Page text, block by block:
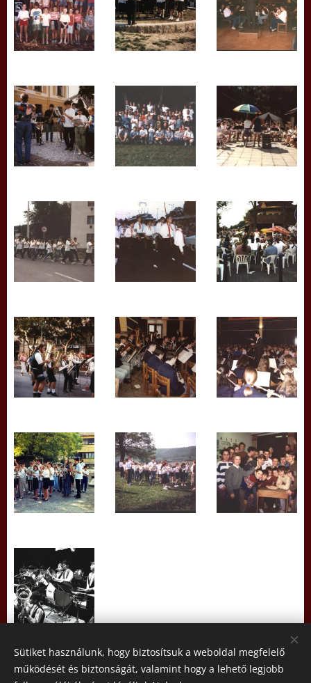
Sütiket használunk, hogy biztosítsuk a weboldal megfelelő
működését és biztonságát, valamint hogy a lehető legjobb